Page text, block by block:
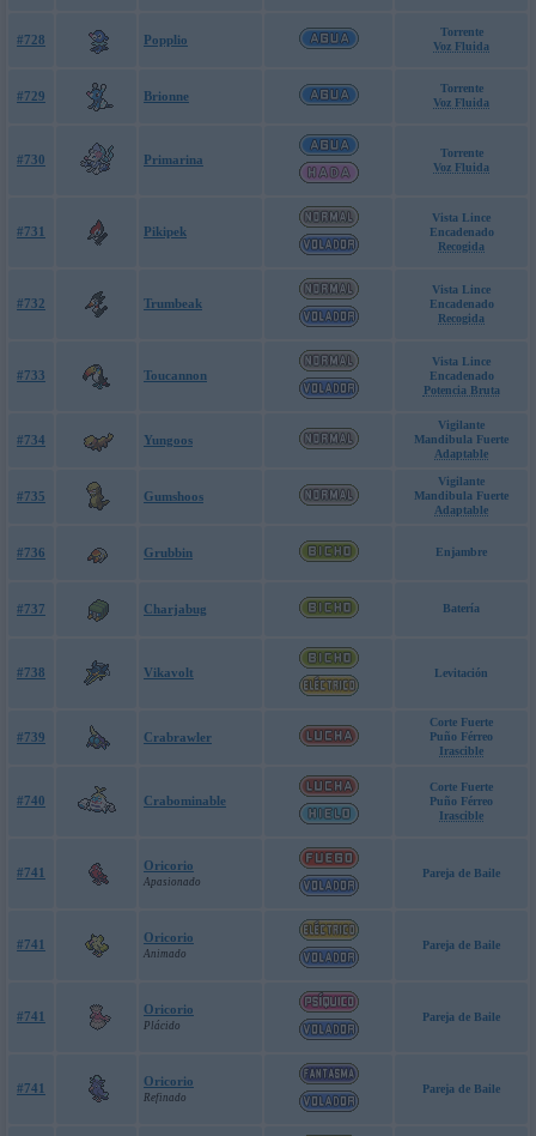
#728 Popplio
Torrente
Voz Fluida
#729 Brionne
Torrente
Voz Fluida
#730 Primarina
Torrente
Voz Fluida
#731 Pikipek
Vista Lince
Encadenado
Recogida
#732 Trumbeak
Vista Lince
Encadenado
Recogida
#733 Toucannon
Vista Lince
Encadenado
Potencia Bruta
#734 Yungoos
Vigilante
Mandibula Fuerte
Adaptable
#735 Gumshoos
Vigilante
Mandibula Fuerte
Adaptable
#736 Grubbin Enjambre
#737 Charjabug Batería
#738 Vikavolt Levitación
#739 Crabrawler
Corte Fuerte
Puño Férreo
Irascible
#740 Crabominable
Corte Fuerte
Puño Férreo
Irascible
#741 Oricorio
Apasionado
Pareja de Baile
#741 Oricorio
Animado
Pareja de Baile
#741 Oricorio
Plácido
Pareja de Baile
#741 Oricorio
Refinado
Pareja de Baile